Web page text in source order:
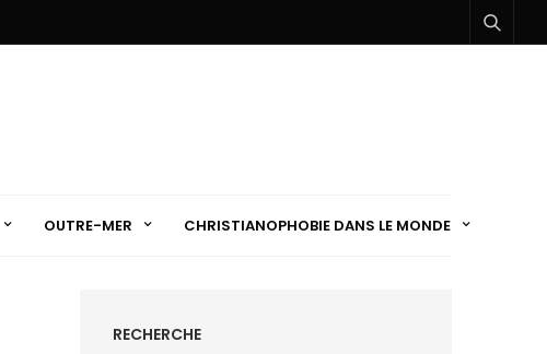
OUTRE-MER CHRISTIANOPHOBIE DANS LE MONDE
RECHERCHE